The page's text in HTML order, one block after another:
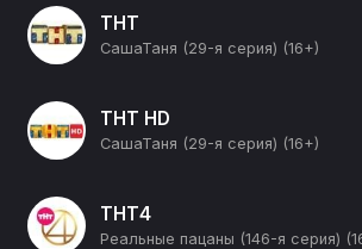
ТНТ
СашаТаня (29-я серия) (16+)
ТНТ HD
СашаТаня (29-я серия) (16+)
ТНТ4
Реальные пацаны (146-я серия)